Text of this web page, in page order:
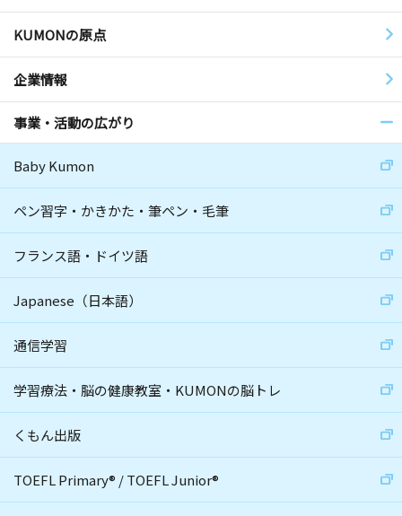
KUMONの原点
企業情報
事業・活動の広がり
Baby Kumon
ペン習字・かきかた・筆ペン・毛筆
フランス語・ドイツ語
Japanese（日本語）
通信学習
学習療法・脳の健康教室・KUMONの脳トレ
くもん出版
TOEFL Primary® /TOEFL Junior®